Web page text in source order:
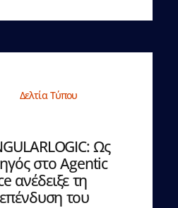
Δελτία Τύπου
Ως
στο Agentic
ανέδειξε τη
του